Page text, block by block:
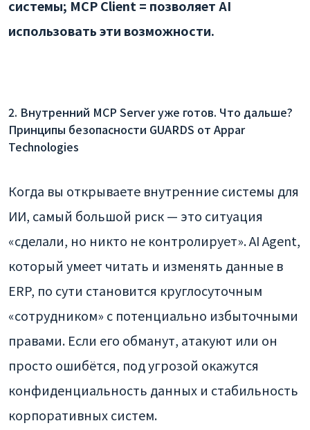
системы; MCP Client = позволяет AI
использовать эти возможности.
2. Внутренний MCP Server уже готов. Что дальше?
Принципы безопасности GUARDS от Appar
Technologies
Когда вы открываете внутренние системы для
ИИ, самый большой риск — это ситуация
«сделали, но никто не контролирует». AI Agent,
который умеет читать и изменять данные в
ERP, по сути становится круглосуточным
«сотрудником» с потенциально избыточными
правами. Если его обманут, атакуют или он
просто ошибётся, под угрозой окажутся
конфиденциальность данных и стабильность
корпоративных систем.